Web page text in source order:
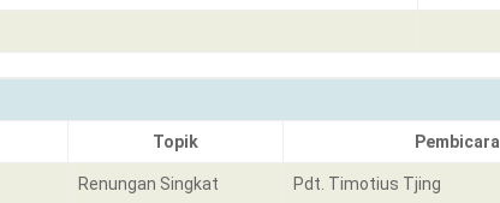
Topik Pembicara
Renungan Singkat Pdt. Timotius Tjing